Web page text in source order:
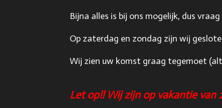
Bijna alles is bij ons mogelijk, dus
Op zaterdag en zondag zijn wij
Wij zien uw komst graag tegemoet
Let op!! Wij zijn op vakantie van